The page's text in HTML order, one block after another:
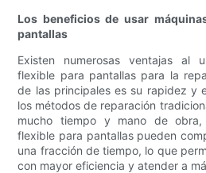
Los beneficios de usar
pantallas
Existen numerosas ventajas al
flexible para pantallas para la
de las principales es su rapidez y
los métodos de reparación
mucho tiempo y mano de
flexible para pantallas pueden
una fracción de tiempo, lo que
con mayor eficiencia y atender a